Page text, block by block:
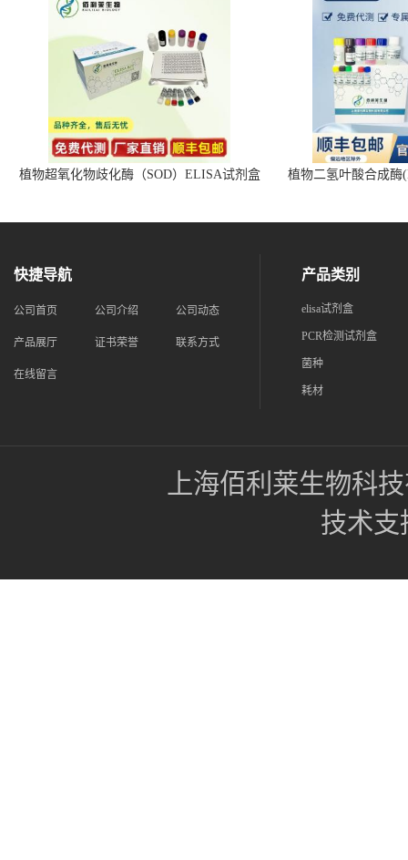
植物超氧化物歧化酶（SOD）ELISA试剂盒 植物二氢叶酸合成酶
快捷导航
公司首页 公司介绍 公司动态
产品展厅 证书荣誉 联系方式
在线留言
产品类别
elisa试剂盒
PCR检测试剂盒
菌种
耗材
上海佰利莱生物科
技术